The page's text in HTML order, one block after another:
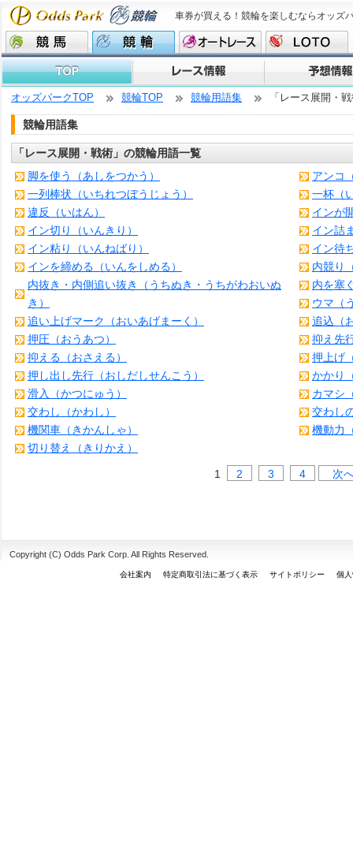
車券が買える！競輪を楽しむならオッズ
オッズパークTOP 競輪TOP 競輪用語集 「レース展開・
競輪用語集
「レース展開・戦術」の競輪用語一覧
脚を使う（あしをつかう）
アンコ
一列棒状（いちれつぼうじょう）
一杯（
違反（いはん）
インが
イン切り（いんきり）
イン詰
イン粘り（いんねばり）
イン待
インを締める（いんをしめる）
内競り
内抜き・内側追い抜き（うちぬき・うちがわおいぬ
き）
内を塞
ウマ（
追い上げマーク（おいあげまーく）
追込（
押圧（おうあつ）
抑え先
抑える（おさえる）
押上げ
押し出し先行（おしだしせんこう）
かかり
滑入（かつにゅう）
カマシ
交わし（かわし）
交わし
機関車（きかんしゃ）
機動力
切り替え（きりかえ）
1 2 3 4 次
Copyright (C) Odds Park Corp. All Rights Reserved.
会社案内 特定商取引法に基づく表示 サイトポリシー 個